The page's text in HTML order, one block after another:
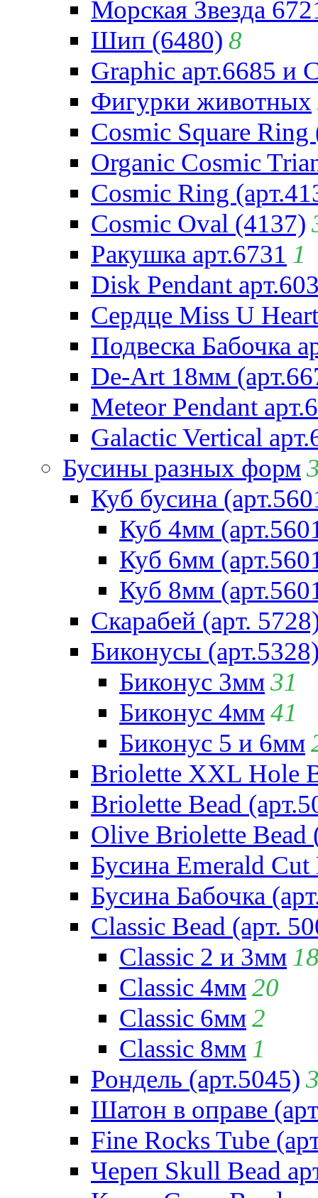
Морская Звезда
Шип (6480) 8
Graphic арт.6685 и
Фигурки животных
Cosmic Square Ring
Organic Cosmic
Cosmic Ring
Cosmic Oval (4137)
Ракушка арт.6731 1
Disk Pendant
Сердце Miss U
Подвеска Бабочка
De-Art 18мм
Meteor Pendant
Galactic Vertical
Бусины разных форм
Куб бусина
Куб 4мм
Куб 6мм
Куб 8мм
Скарабей (арт.
Биконусы
Биконус 3мм31
Биконус 4мм41
Биконус 5 и 6мм
Briolette XXL Hole
Briolette Bead
Olive Briolette Bead
Бусина Emerald Cut
Бусина Бабочка
Classic Bead (арт.
Classic 2 и 3мм
Classic 4мм20
Classic 6мм2
Classic 8мм 1
Рондель (арт.5045)
Шатон в оправе
Fine Rocks Tube
Череп Skull Bead